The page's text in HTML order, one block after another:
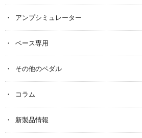
アンプシミュレーター
ベース専用
その他のペダル
コラム
新製品情報